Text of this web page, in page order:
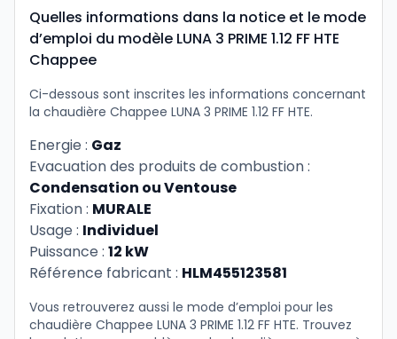
Quelles informations dans la notice et le mode
d’emploi du modèle LUNA 3 PRIME 1.12 FF HTE
Chappee
Ci-dessous sont inscrites les informations concernant
la chaudière Chappee LUNA 3 PRIME 1.12 FF HTE.
Energie : Gaz
Evacuation des produits de combustion :
Condensation ou Ventouse
Fixation : MURALE
Usage : Individuel
Puissance : 12 kW
Référence fabricant : HLM455123581
Vous retrouverez aussi le mode d’emploi pour les
chaudière Chappee LUNA 3 PRIME 1.12 FF HTE. Trouvez